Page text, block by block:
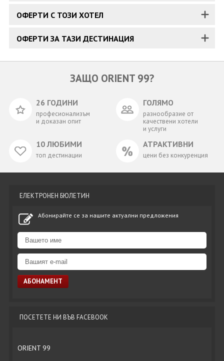
ОФЕРТИ С ТОЗИ ХОТЕЛ
ОФЕРТИ ЗА ТАЗИ ДЕСТИНАЦИЯ
ЗАЩО ORIENT 99?
26 ГОДИНИ
професионализъм
и доказан опит
ГОЛЯМО
разнообразие от
качествени хотели
и услуги
10 ЛЮБИМИ
топ дестинации
АТРАКТИВНИ
цени без конкуренция
ЕЛЕКТРОНЕН БЮЛЕТИН
Абонирайте се за нашите актуални предложения
ПОСЕТЕТЕ НИ ВЪВ FACEBOOK
ORIENT 99